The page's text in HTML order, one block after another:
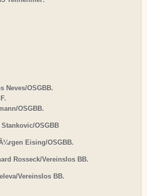
Neves/OSGBB.
OSGBB.
OSGBB
Eising/OSGBB.
Rosseck/Vereinslos BB.
Vereinslos BB.